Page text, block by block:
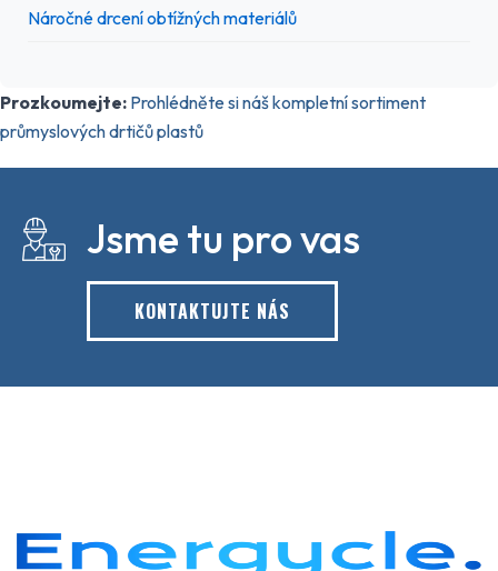
Náročné drcení obtížných materiálů
Prozkoumejte: Prohlédněte si náš kompletní sortiment
průmyslových drtičů plastů
Jsme tu pro vas
KONTAKTUJTE NÁS